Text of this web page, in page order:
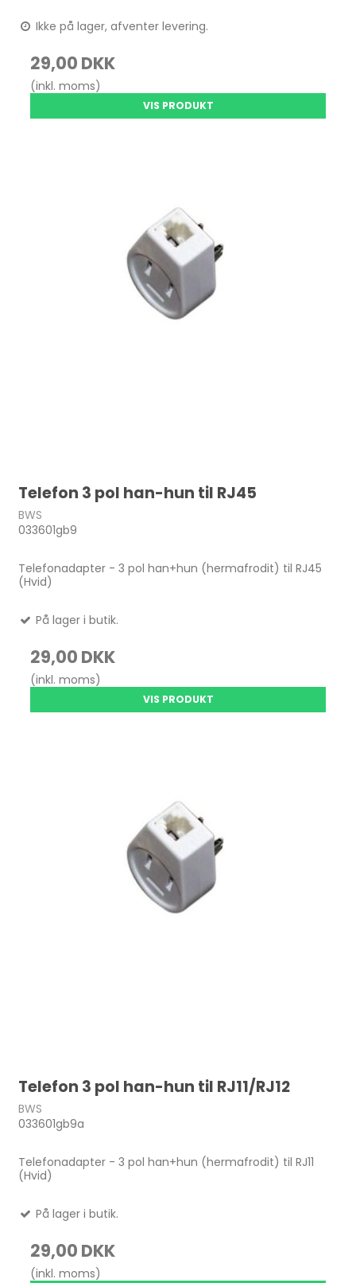
Ikke på lager, afventer levering.
29,00 DKK
(inkl. moms)
VIS PRODUKT
Telefon 3 pol han-hun til RJ45
BWS
033601gb9
Telefonadapter - 3 pol han+hun (hermafrodit) til RJ45
(Hvid)
På lager i butik.
29,00 DKK
(inkl. moms)
VIS PRODUKT
Telefon 3 pol han-hun til RJ11/RJ12
BWS
033601gb9a
Telefonadapter - 3 pol han+hun (hermafrodit) til RJ11
(Hvid)
På lager i butik.
29,00 DKK
(inkl. moms)